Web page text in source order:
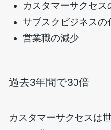
カスタマーサクセス
サブスクビジネスの
営業職の減少
過去3年間で30倍
カスタマーサクセスは